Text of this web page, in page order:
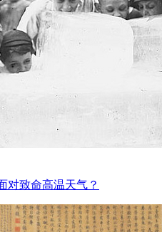
对致命高温天气？